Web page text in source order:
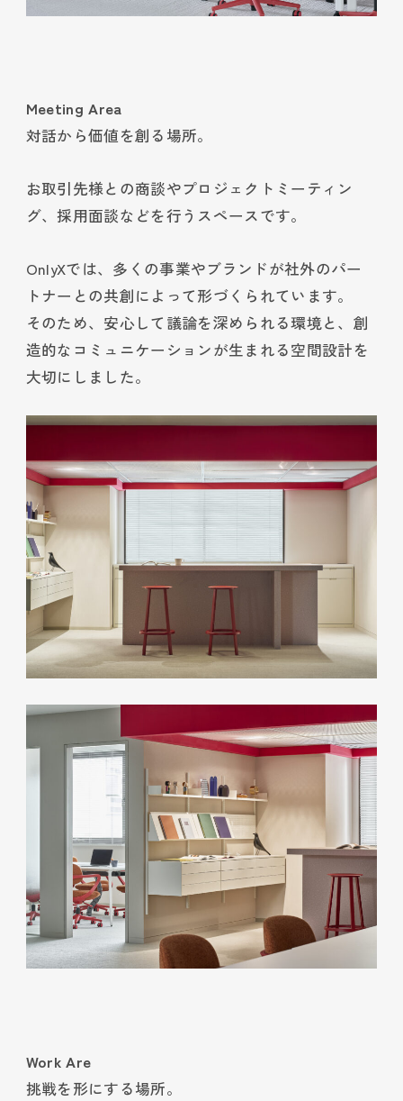
Meeting Area
対話から価値を創る場所。
お取引先様との商談やプロジェクトミーティン
グ、採用面談などを行うスペースです。
OnlyXでは、多くの事業やブランドが社外のパー
トナーとの共創によって形づくられています。
そのため、安心して議論を深められる環境と、創
造的なコミュニケーションが生まれる空間設計を
大切にしました。
Work Are
挑戦を形にする場所。